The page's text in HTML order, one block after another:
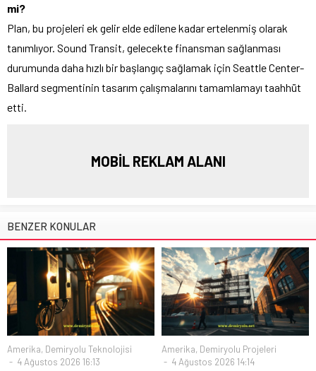
mi?
Plan, bu projeleri ek gelir elde edilene kadar ertelenmiş olarak
tanımlıyor. Sound Transit, gelecekte finansman sağlanması
durumunda daha hızlı bir başlangıç sağlamak için Seattle Center-
Ballard segmentinin tasarım çalışmalarını tamamlamayı taahhüt
etti.
MOBİL REKLAM ALANI
BENZER KONULAR
Amerika, Demiryolu Teknolojisi
4 Ağustos 2026 16:13
Amerika, Demiryolu Projeleri
4 Ağustos 2026 14:14